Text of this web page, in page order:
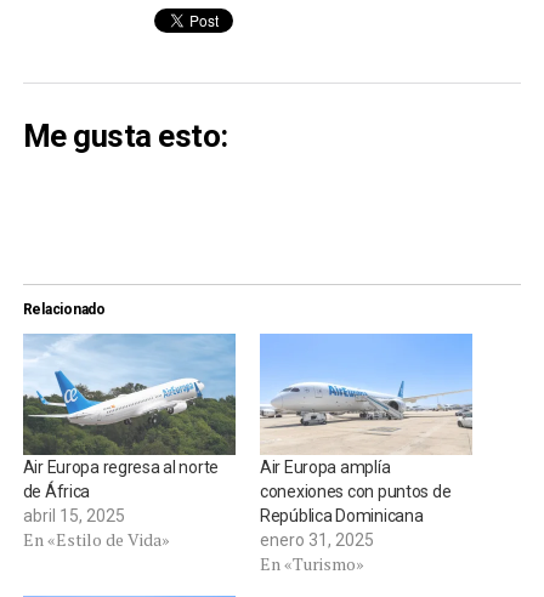
Me gusta esto:
Relacionado
Air Europa regresa al norte
de África
abril 15, 2025
En «Estilo de Vida»
Air Europa amplía
conexiones con puntos de
República Dominicana
enero 31, 2025
En «Turismo»